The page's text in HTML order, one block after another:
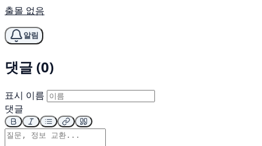
출몰 없음
알림
댓글 (0)
표시 이름
댓글